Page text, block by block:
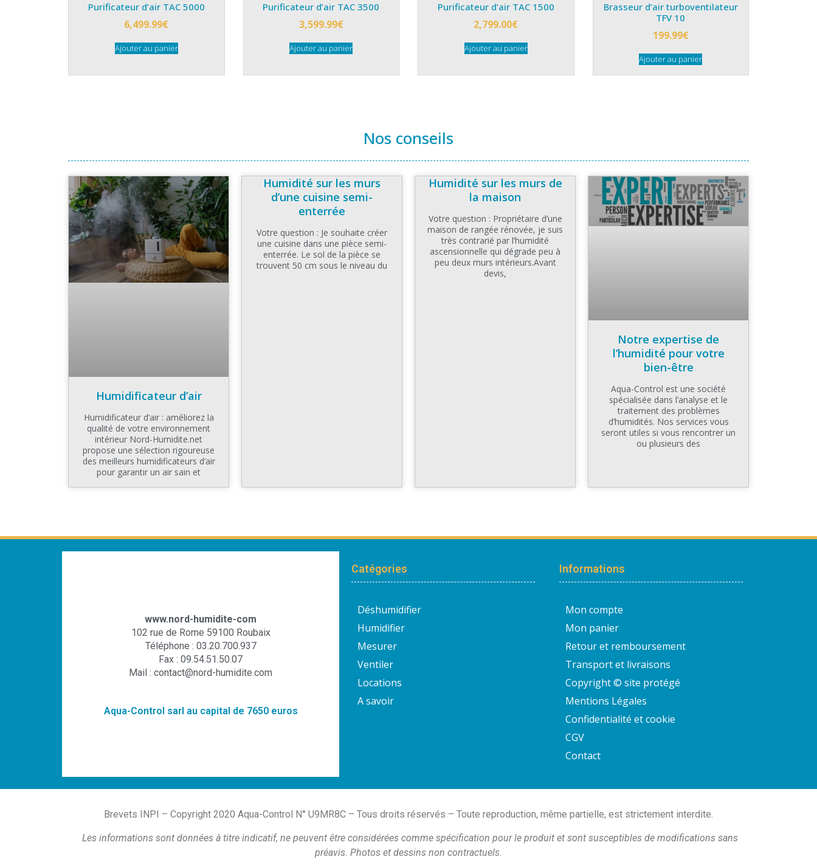
Purificateur d’air TAC 5000
6,499.99€
Ajouter au panier
Purificateur d’air TAC 3500
3,599.99€
Ajouter au panier
Purificateur d’air TAC 1500
2,799.00€
Ajouter au panier
Brasseur d’air turboventilateur
TFV 10
199.99€
Ajouter au panier
Nos conseils
Humidificateur d’air
Humidificateur d’air : améliorez la
qualité de votre environnement
intérieur Nord-Humidite.net
propose une sélection rigoureuse
des meilleurs humidificateurs d’air
pour garantir un air sain et
Humidité sur les murs
d’une cuisine semi-
enterrée
Votre question : Je souhaite créer
une cuisine dans une pièce semi-
enterrée. Le sol de la pièce se
trouvent 50 cm sous le niveau du
Humidité sur les murs de
la maison
Votre question : Propriétaire d’une
maison de rangée rénovée, je suis
très contrarié par l’humidité
ascensionnelle qui dégrade peu à
peu deux murs intérieurs.Avant
devis,
Notre expertise de
l’humidité pour votre
bien-être
Aqua-Control est une société
spécialisée dans l’analyse et le
traitement des problèmes
d’humidités. Nos services vous
seront utiles si vous rencontrer un
ou plusieurs des
www.nord-humidite-com
102 rue de Rome 59100 Roubaix
Téléphone : 03.20.700.937
Fax : 09.54.51.50.07
Mail : contact@nord-humidite.com
Aqua-Control sarl au capital de 7650 euros
Catégories
Déshumidifier
Humidifier
Mesurer
Ventiler
Locations
A savoir
Informations
Mon compte
Mon panier
Retour et remboursement
Transport et livraisons
Copyright © site protégé
Mentions Légales
Confidentialité et cookie
CGV
Contact
Brevets INPI – Copyright 2020 Aqua-Control N° U9MR8C – Tous droits réservés – Toute reproduction, même partielle, est strictement interdite.
Les informations sont données à titre indicatif, ne peuvent être considérées comme spécification pour le produit et sont susceptibles de modifications sans
préavis. Photos et dessins non contractuels.